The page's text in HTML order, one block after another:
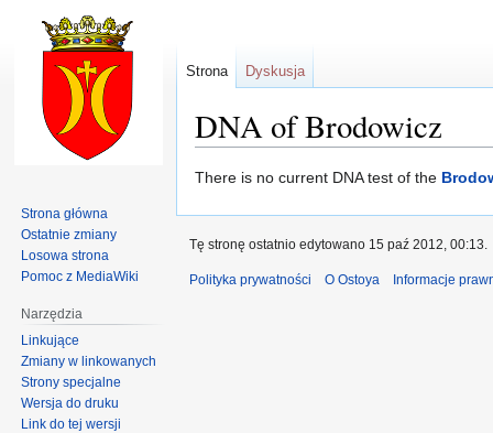
DNA of Brodowicz
Przejdź
Przejdź
There is no current DNA test of the
Strona Dyskusja
Strona główna
Ostatnie zmiany
Losowa strona
Pomoc z MediaWiki
Narzędzia
Linkujące
Zmiany w linkowanych
Strony specjalne
Wersja do druku
Link do tej wersji
Tę stronę ostatnio edytowano 15 paź 2012, 00:13.
Polityka prywatności O Ostoya Informacje